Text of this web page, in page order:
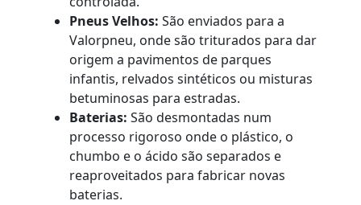
Pneus Velhos: São enviados para a
Valorpneu, onde são triturados para dar
origem a pavimentos de parques
infantis, relvados sintéticos ou misturas
betuminosas para estradas.
Baterias: São desmontadas num
processo rigoroso onde o plástico, o
chumbo e o ácido são separados e
reaproveitados para fabricar novas
baterias.